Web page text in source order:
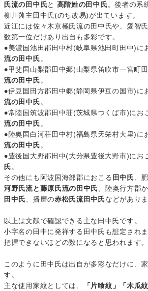
氏流の田中氏と 高階姓の田中氏。後者の系
柳川藩主田中氏(のち改易)が出ています。
近江には佐々木京極氏流の田中氏や、愛智
数第一位だけあり出自も多彩です。
●美濃国池田郡田中村(岐阜県池田町田中)に
流の田中氏。
●甲斐国山梨郡田中郷(山梨県笛吹市一宮町
流の田中氏。
●伊豆国田方郡田中郷(静岡県伊豆の国市)に
流の田中氏。
●常陸国筑波郡田中荘(茨城県つくば市)にお
流の田中氏。
●陸奥国白河荘田中村(福島県天栄村大里)に
流の田中氏。
●豊後国大野郡田中(大分県豊後大野市)にお
氏。
その他にも阿波国海部郡におこる 田中氏、
河野氏流と藤原氏流の田中氏、陸奥行方郡
田中氏、播磨の赤松氏流田中氏などがありま
以上は文献で確認できる主な田中氏です。
小字名の田中に発祥する田中氏も想定され
把握できないほどの数になると思われます。
このように田中氏は出自が多彩なだけに、
す。
主な使用家紋としては、
「片喰紋」「木瓜